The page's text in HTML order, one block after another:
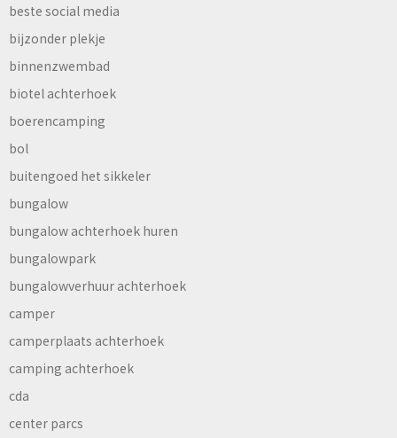
beste social media
bijzonder plekje
binnenzwembad
biotel achterhoek
boerencamping
bol
buitengoed het sikkeler
bungalow
bungalow achterhoek huren
bungalowpark
bungalowverhuur achterhoek
camper
camperplaats achterhoek
camping achterhoek
cda
center parcs